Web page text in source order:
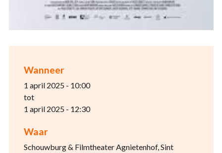
Wanneer
1 april 2025 - 10:00
tot
1 april 2025 - 12:30
Waar
Schouwburg & Filmtheater Agnietenhof, Sint